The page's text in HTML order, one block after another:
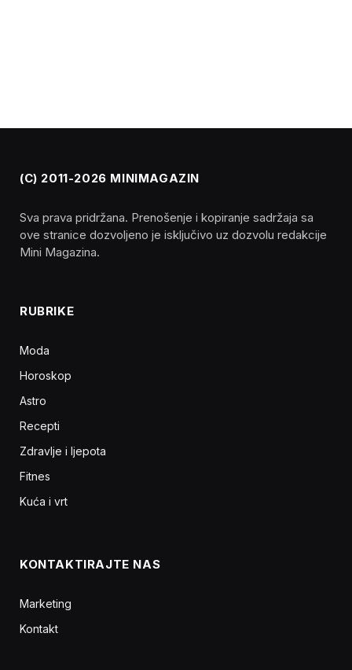
(C) 2011-2026 MINIMAGAZIN
Sva prava pridržana. Prenošenje i kopiranje sadržaja sa
ove stranice dozvoljeno je isključivo uz dozvolu redakcije
Mini Magazina.
RUBRIKE
Moda
Horoskop
Astro
Recepti
Zdravlje i ljepota
Fitnes
Kuća i vrt
KONTAKTIRAJTE NAS
Marketing
Kontakt